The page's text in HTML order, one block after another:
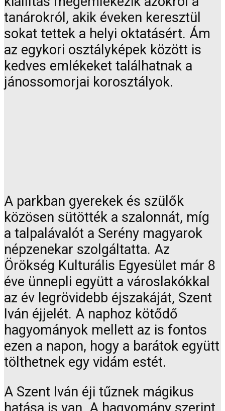
tanárokról, akik éveken keresztül
sokat tettek a helyi oktatásért. Ám
az egykori osztályképek között is
kedves emlékeket találhatnak a
jánossomorjai korosztályok.
A parkban gyerekek és szülők
közösen sütötték a szalonnát, míg
a talpalávalót a Serény magyarok
népzenekar szolgáltatta. Az
Örökség Kulturális Egyesület már 8
éve ünnepli együtt a városlakókkal
az év legrövidebb éjszakáját, Szent
Iván éjjelét. A naphoz kötődő
hagyományok mellett az is fontos
ezen a napon, hogy a barátok együtt
tölthetnek egy vidám estét.
A Szent Iván éji tűznek mágikus